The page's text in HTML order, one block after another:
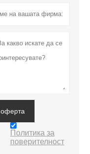
оферта
Политика за
поверителност